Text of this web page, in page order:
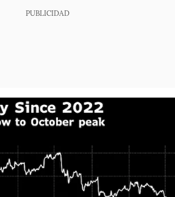
PUBLICIDAD